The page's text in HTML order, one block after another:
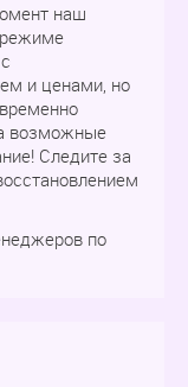
наш
режиме
и ценами, но
возможные
Следите за
по